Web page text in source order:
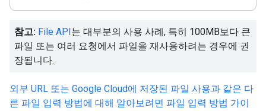
참고: File API는 대부분의 사용 사례, 특히 100MB보다 큰
파일 또는 여러 요청에서 파일을 재사용하려는 경우에 권
장됩니다.
외부 URL 또는 Google Cloud에 저장된 파일 사용과 같은 다
른 파일 입력 방법에 대해 알아보려면 파일 입력 방법 가이